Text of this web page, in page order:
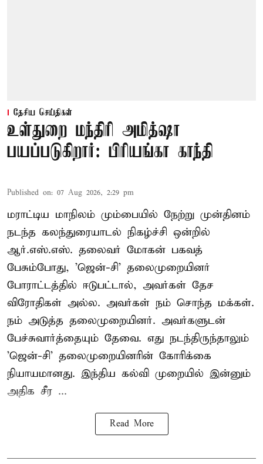
தேசிய செய்திகள்
உள்துறை மந்திரி அமித்ஷா
பயப்படுகிறார்: பிரியங்கா காந்தி
Published on: 07 Aug 2026, 2:29 pm
மராட்டிய மாநிலம் மும்பையில் நேற்று முன்தினம்
நடந்த கலந்துரையாடல் நிகழ்ச்சி ஒன்றில்
ஆர்.எஸ்.எஸ். தலைவர் மோகன் பகவத்
பேசும்போது, 'ஜென்-சி' தலைமுறையினர்
போராட்டத்தில் ஈடுபட்டால், அவர்கள் தேச
விரோதிகள் அல்ல. அவர்கள் நம் சொந்த மக்கள்.
நம் அடுத்த தலைமுறையினர். அவர்களுடன்
பேச்சுவார்த்தையும் தேவை. எது நடந்திருந்தாலும்
'ஜென்-சி' தலைமுறையினரின் கோரிக்கை
நியாயமானது. இந்திய கல்வி முறையில் இன்னும்
அதிக சீர ...
Read More